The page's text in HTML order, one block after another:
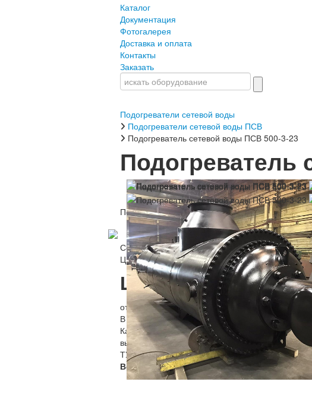
Каталог
Документация
Фотогалерея
Доставка и оплата
Контакты
Заказать
Подогреватели сетевой воды
Подогреватели сетевой воды ПСВ
Подогреватель сетевой воды ПСВ 500-3-23
Подогреватель
Подогреватель сетевой воды ПСВ 500-3-23
Данный Подогреватель сетевой воды ПСВ
Соответствует ТУ 3612-001-63253541-2009 и
Цифровой паспорт: 1702994181714833
Цена
от 10 213 451 ₽
В НЗТО вы можете заказать
подогреватель
Каждый сетевой подогреватель ПСВ
высокой теплоотдачей за счет эффективной
ТУ, а также длительным межремонтным
Возможно вы искали:ПСВ 500-14-23